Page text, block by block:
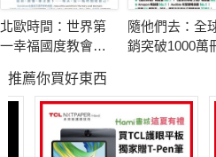
是被動的，是不自覺地被串習推動
主就高興；看到討厭的人，不由自
入貪著或對立中？如果不加以觀察
製，就像電腦自動複製的病毒，最
北歐時間：世界第
一幸福國度教會我
隨他們去：全
銷突破1000萬
巧【附放下執
信片圖】
推薦你買好東西